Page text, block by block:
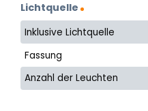
Lichtquelle
Inklusive Lichtquelle
Fassung
Anzahl der Leuchten